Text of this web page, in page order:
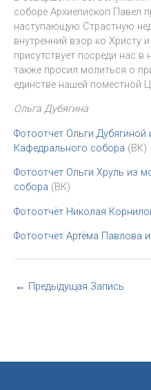
соборе Архиепископ Павел
наступающую Страстную
внутренний взор ко Христу
присутствует посреди нас
также просил молиться о
единстве нашей поместной
Ольга Дубягина
Фотоотчет Ольги Дубягиной
Кафедрального собора (ВК)
Фотоотчет Ольги Хруль из
собора (ВК)
Фотоотчёт Николая
Фотоотчёт Артёма Павлова
← Предыдущая Запись